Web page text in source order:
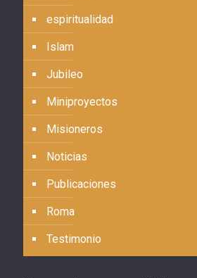
espiritualidad
Islam
Jubileo
Miniproyectos
Misioneros
Noticias
Publicaciones
Roma
Testimonio